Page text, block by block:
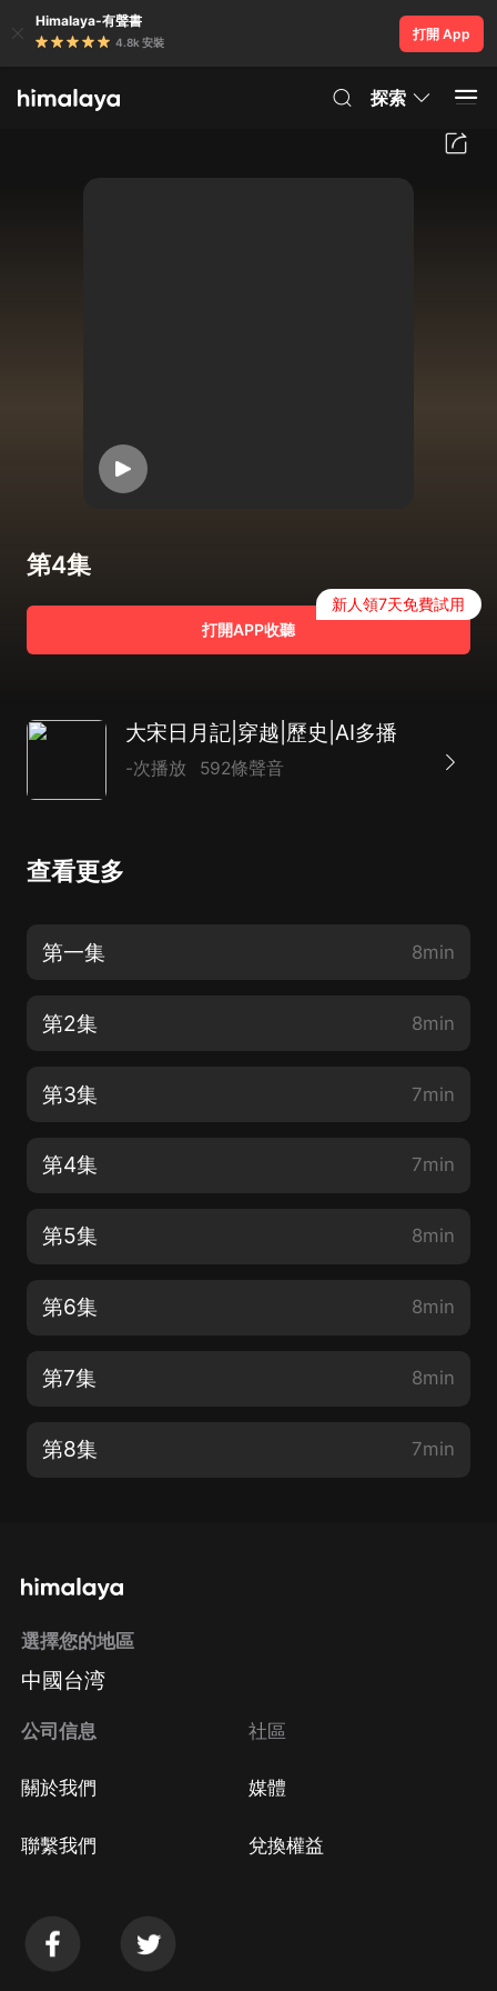
Himalaya-有聲書
4.8k 安裝
打開 App
探索
第4集
打開APP收聽
新人領7天免費試用
大宋日月記|穿越|歷史|AI多播
-次播放 592條聲音
查看更多
第一集 8min
第2集 8min
第3集 7min
第4集 7min
第5集 8min
第6集 8min
第7集 8min
第8集 7min
選擇您的地區
中國台湾
公司信息
關於我們
聯繫我們
社區
媒體
兌換權益